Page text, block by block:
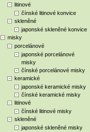
litinové
čínské litinové konvice
skleněné
japonské skleněné konvice
misky
porcelánové
japonské porcelánové
misky
čínské porcelánové misky
keramické
japonské keramické misky
čínské keramické misky
litinové
čínské litinové misky
skleněné
japonské skleněné misky